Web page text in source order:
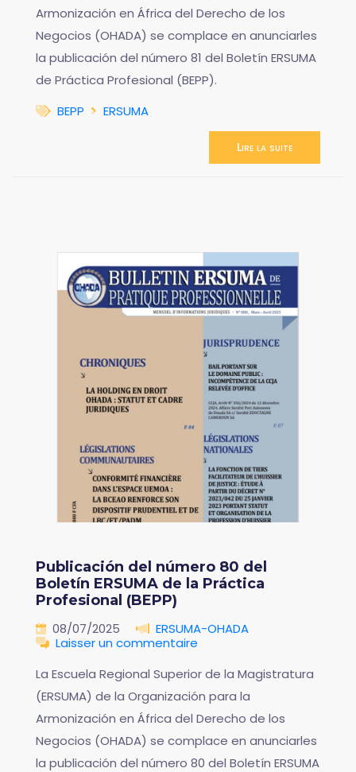
Armonización en África del Derecho de los
Negocios (OHADA) se complace en anunciarles
la publicación del número 81 del Boletín ERSUMA
de Práctica Profesional (BEPP).
BEPP
ERSUMA
Lire la suite
Publicación del número 80 del
Boletín ERSUMA de la Práctica
Profesional (BEPP)
08/07/2025
ERSUMA-OHADA
Laisser un commentaire
La Escuela Regional Superior de la Magistratura
(ERSUMA) de la Organización para la
Armonización en África del Derecho de los
Negocios (OHADA) se complace en anunciarles
la publicación del número 80 del Boletín ERSUMA